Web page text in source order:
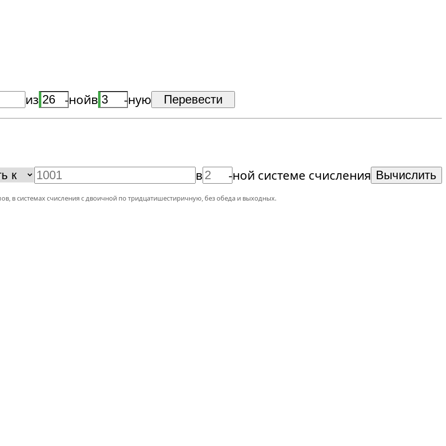
из -нойв -ную
в -ной системе счисления
в системах счисления с двоичной по тридцатишестиричную, без обеда и выходных.